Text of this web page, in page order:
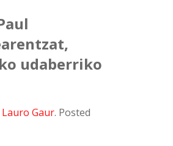
udaberriko
Lauro Gaur. Posted